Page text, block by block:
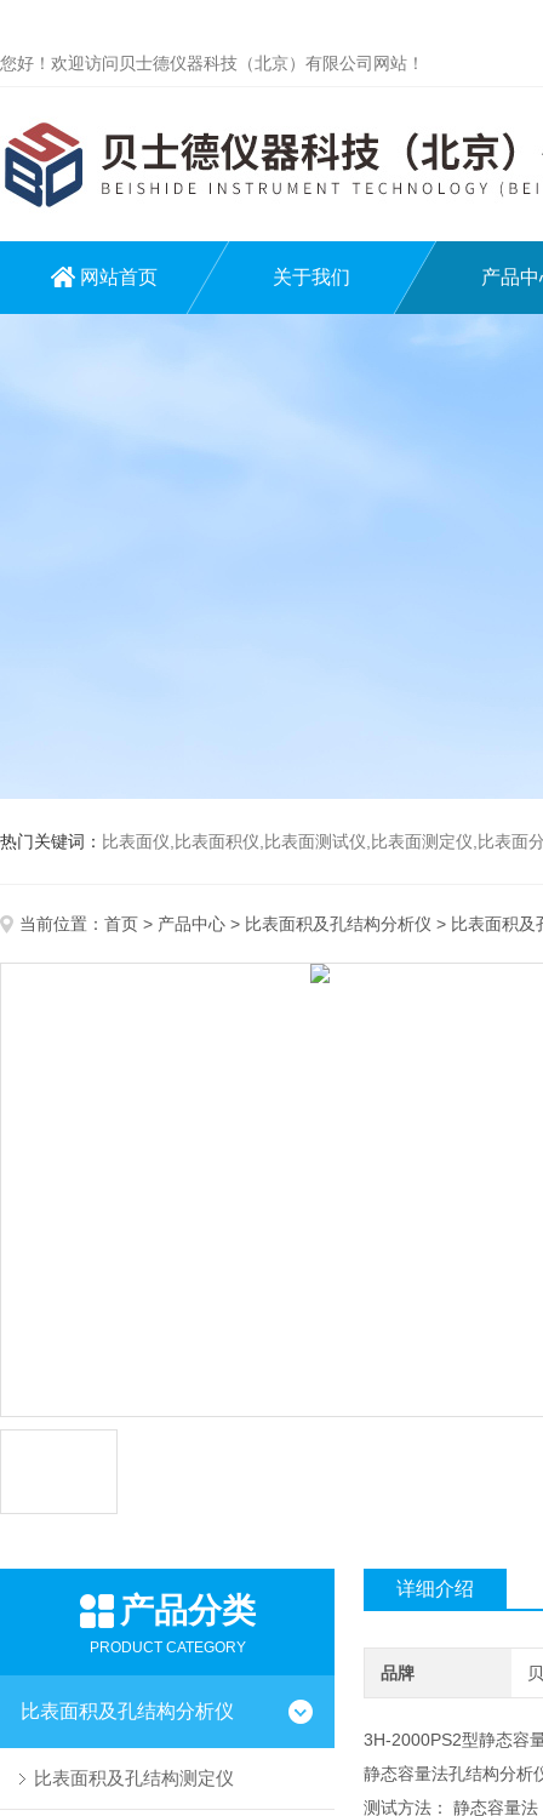
您好！欢迎访问贝士德仪器科技（北京）有限公司网站！
网站首页 关于我们 产品中
热门关键词： 比表面仪,比表面积仪,比表面测试仪,比表面测定仪,比表面分析仪,比表
当前位置： 首页 > 产品中心 > 比表面积及孔结构分析仪 > 比表面积及
产品分类
PRODUCT CATEGORY
比表面积及孔结构分析仪
比表面积及孔结构测定仪
详细介绍
品牌
3H-2000PS2型静态容
静态容量法孔结构分析
测试方法： 静态容量法